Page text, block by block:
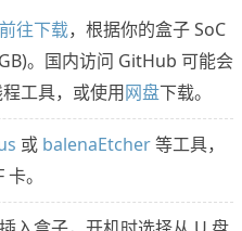
往下载，根据你的盒子 SoC
。国内访问 GitHub 可能会
工具，或使用网盘下载。
或 balenaEtcher等工具，
。